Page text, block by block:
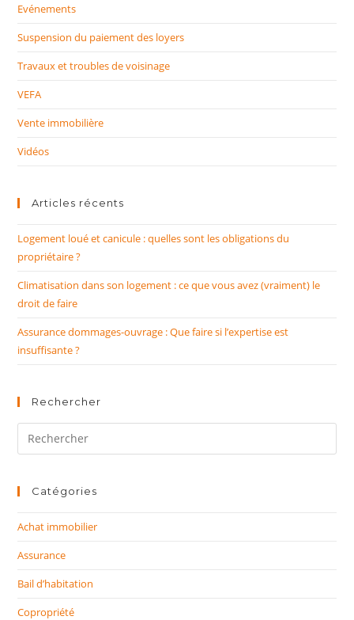
Evénements
Suspension du paiement des loyers
Travaux et troubles de voisinage
VEFA
Vente immobilière
Vidéos
Articles récents
Logement loué et canicule : quelles sont les obligations du
propriétaire ?
Climatisation dans son logement : ce que vous avez (vraiment) le
droit de faire
Assurance dommages-ouvrage : Que faire si l’expertise est
insuffisante ?
Rechercher
Rechercher
sur
siteCatégories
Achat immobilier
Assurance
Bail d’habitation
Copropriété